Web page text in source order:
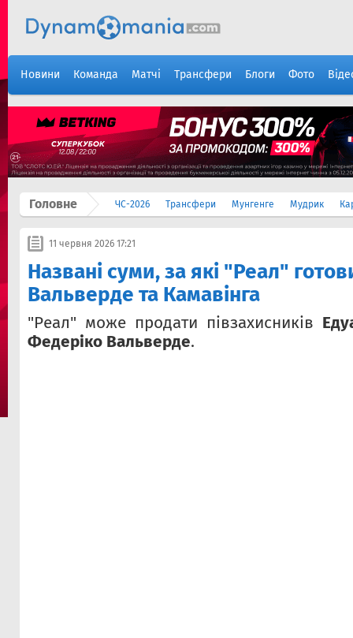
Новини Команда Матчі Трансфери Блоги Фото
Головне ЧС-2026 Трансфери Мунгенге Мудрик
11 червня 2026 17:21
Названі суми, за які "Реал"
Вальверде та Камавінга
"Реал" може продати півзахисників
Федеріко Вальверде.